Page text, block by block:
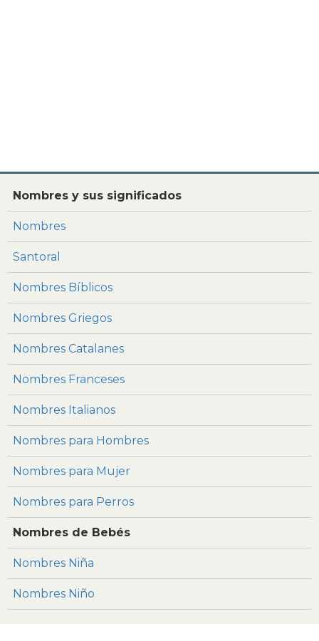
Nombres y sus significados
Nombres
Santoral
Nombres Bíblicos
Nombres Griegos
Nombres Catalanes
Nombres Franceses
Nombres Italianos
Nombres para Hombres
Nombres para Mujer
Nombres para Perros
Nombres de Bebés
Nombres Niña
Nombres Niño